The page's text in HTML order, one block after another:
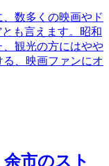
数多くの映画やド
も言えます。昭和
観光の方にはやや
、映画ファンにオ
市のスト